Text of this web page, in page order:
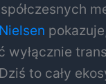
Nielsen
wyłącznie
to cały